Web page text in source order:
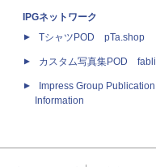
IPGネットワーク
TシャツPOD pTa.shop
カスタム写真集POD fabli
Impress Group Publication
Information